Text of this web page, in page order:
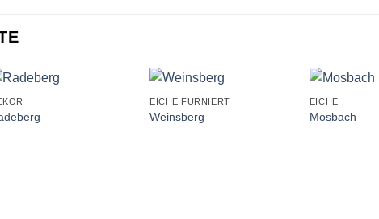
+ +
EICHE FURNIERT
Weinsberg
+
EICHE
Mosbach